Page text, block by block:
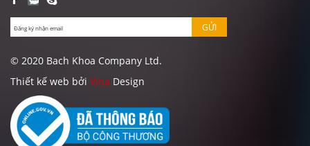
GỬI
© 2020 Bach Khoa Company Ltd.
Thiết kế web bởi Vina Design